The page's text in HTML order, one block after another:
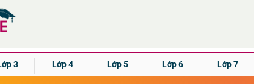
3 Lớp 4 Lớp 5 Lớp 6 Lớp 7